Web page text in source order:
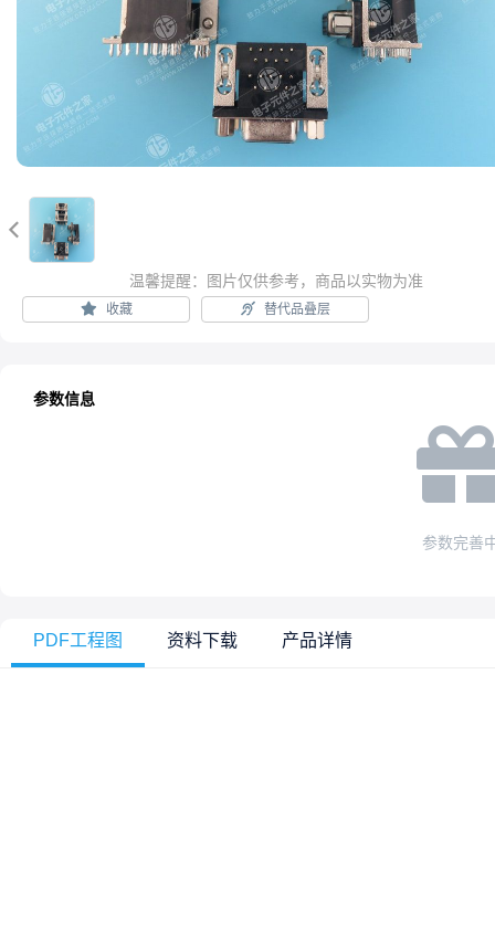

温馨提醒：图片仅供参考，商品以实物为准
收藏 替代品叠层
参数信息
参数完善
PDF工程图 资料下载 产品详情